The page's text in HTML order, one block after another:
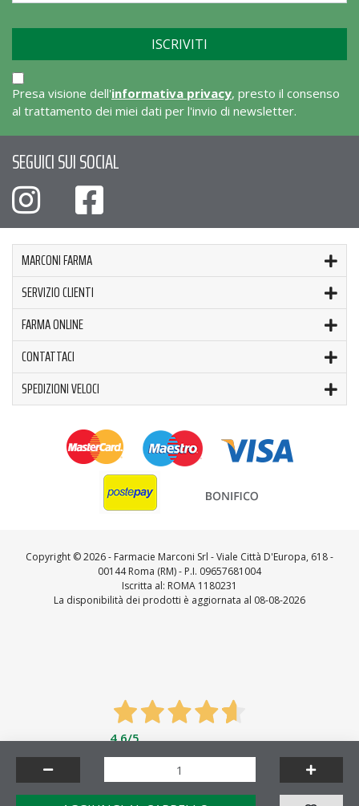
Presa visione dell'informativa privacy, presto il consenso
al trattamento dei miei dati per l'invio di newsletter.
SEGUICI SUI SOCIAL
MARCONI FARMA
SERVIZIO CLIENTI
FARMA ONLINE
CONTATTACI
SPEDIZIONI VELOCI
Copyright ©2026 - Farmacie Marconi Srl - Viale Città D'Europa, 618 -
00144 Roma (RM) - P.I. 09657681004
Iscritta al: ROMA 1180231
La disponibilità dei prodotti è aggiornata al 08-08-2026
4,6/5
Feedaty4.7/5-23721feedbacks